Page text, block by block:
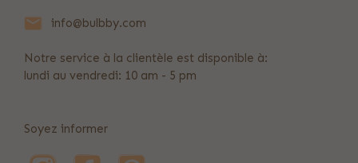
info@bulbby.com
Notre service à la clientèle est disponible à:
lundi au vendredi: 10 am - 5 pm
Soyez informer